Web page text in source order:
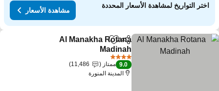
اختر التواريخ لمشاهدة الأسعار المحددة
مشاهدة الأسعار
مشاركةAdd to favorites
Al Manakha Rotana
Madinah
9.0 ممتاز
11,486
المدينة المنورة